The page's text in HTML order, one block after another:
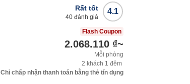
4.1
Rất tốt
40 đánh giá
Flash Coupon
2.068.110 ₫~
Mỗi phòng
2 khách 1 đêm
Chỉ chấp nhận thanh toán bằng thẻ tín dụng